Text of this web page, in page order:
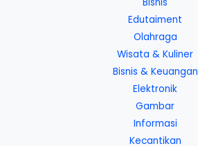
Edutaiment
Olahraga
Wisata & Kuliner
Bisnis & Keuangan
Elektronik
Gambar
Informasi
Kecantikan